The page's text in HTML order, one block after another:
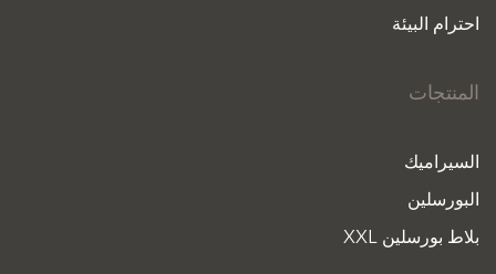
احترام البيئة
المنتجات
السيراميك
البورسلين
بلاط بورسلين XXL